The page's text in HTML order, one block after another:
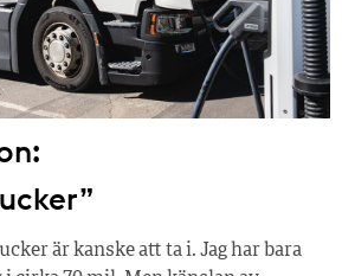
är kanske att ta i. Jag har bara